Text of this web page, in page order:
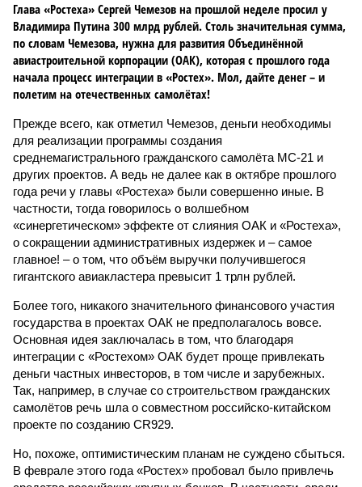
Глава «Ростеха» Сергей Чемезов на прошлой неделе просил у
Владимира Путина 300 млрд рублей. Столь значительная сумма,
по словам Чемезова, нужна для развития Объединённой
авиастроительной корпорации (ОАК), которая с прошлого года
начала процесс интеграции в «Ростех». Мол, дайте денег – и
полетим на отечественных самолётах!
Прежде всего, как отметил Чемезов, деньги необходимы
для реализации программы создания
среднемагистрального гражданского самолёта МС-21 и
других проектов. А ведь не далее как в октябре прошлого
года речи у главы «Ростеха» были совершенно иные. В
частности, тогда говорилось о волшебном
«синергетическом» эффекте от слияния ОАК и «Ростеха»,
о сокращении административных издержек и – самое
главное! – о том, что объём выручки получившегося
гигантского авиакластера превысит 1 трлн рублей.
Более того, никакого значительного финансового участия
государства в проектах ОАК не предполагалось вовсе.
Основная идея заключалась в том, что благодаря
интеграции с «Ростехом» ОАК будет проще привлекать
деньги частных инвесторов, в том числе и зарубежных.
Так, например, в случае со строительством гражданских
самолётов речь шла о совместном российско-китайском
проекте по созданию CR929.
Но, похоже, оптимистическим планам не суждено сбыться.
В феврале этого года «Ростех» пробовал было привлечь